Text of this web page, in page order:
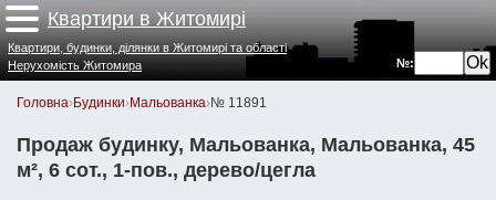
Квартири в Житомирі
№:
Квартири, будинки, ділянки в Житомирі та області
Нерухомість Житомира
Головна›Будинки›Мальованка›№ 11891
Продаж будинку, Мальованка, Мальованка, 45
м², 6 сот., 1-пов., дерево/цегла